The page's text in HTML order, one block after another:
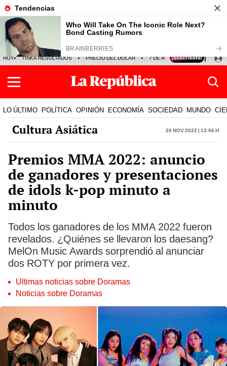
HOY TINKA RESULTADOS PRECIO DEL DÓLAR 7 DE AGOSTO OLLANTA
LO ÚLTIMO POLÍTICA OPINIÓN ECONOMÍA SOCIEDAD MUNDO
Cultura Asiática 26 Nov 2022 | 13:06 h
Premios MMA 2022: anuncio
de ganadores y presentaciones
de idols k-pop minuto a
minuto
Todos los ganadores de los MMA 2022 fueron
revelados. ¿Quiénes se llevaron los daesang?
MelOn Music Awards sorprendió al anunciar
dos ROTY por primera vez.
Últimas noticias sobre Doramas
Noticias sobre Doramas